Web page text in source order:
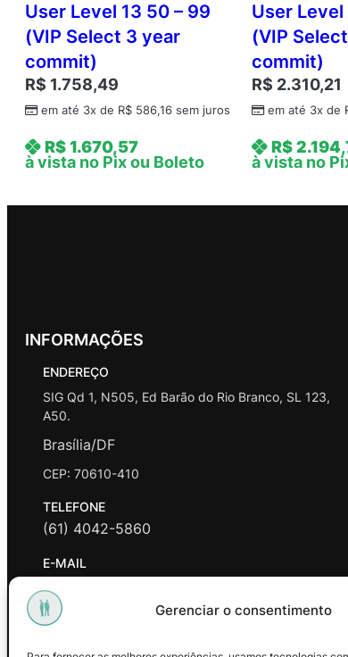
Gerenciar o consentimento
User Level 13 50 – 99
(VIP Select 3 year
commit)
R$ 1.758,49
em até 3x de R$ 586,16 sem juros
R$1.670,57
à vista no Pix ou Boleto
User Level
(VIP
commit)
R$ 2.310,21
em até 3x de
R$
à vista no
INFORMAÇÕES
ENDEREÇO
SIG Qd 1, N505, Ed Barão do Rio Branco, SL 123,
A50.
Brasília/DF
CEP: 70610-410
TELEFONE
(61) 4042-5860
E-MAIL
contato@promasters.net.br
HORÁRIO DE ATENDIMENTO